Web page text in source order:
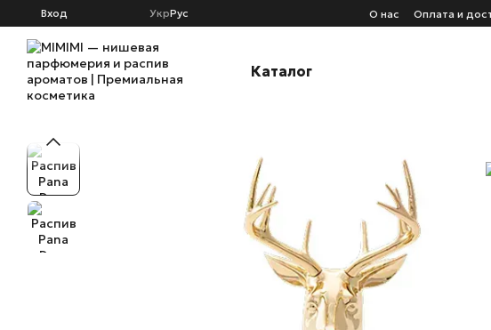
Перейти к основному контенту
Вход УкрРус О нас Оплата и
Каталог